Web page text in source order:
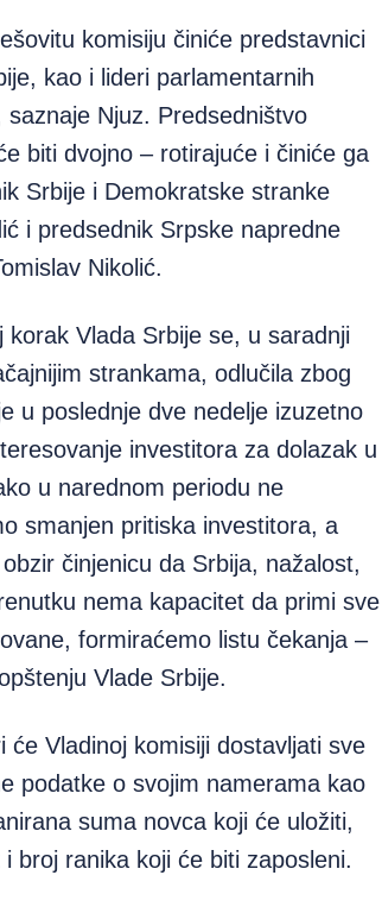
komisiju činiće predstavnici
kao i lideri parlamentarnih
saznaje Njuz. Predsedništvo
biti dvojno – rotirajuće i činiće ga
Srbije i Demokratske stranke
i predsednik Srpske napredne
Nikolić.
korak Vlada Srbije se, u saradnji
strankama, odlučila zbog
u poslednje dve nedelje izuzetno
investitora za dolazak u
u narednom periodu ne
smanjen pritiska investitora, a
činjenicu da Srbija, nažalost,
nema kapacitet da primi sve
formiraćemo listu čekanja –
Vlade Srbije.
će Vladinoj komisiji dostavljati sve
podatke o svojim namerama kao
suma novca koji će uložiti,
broj ranika koji će biti zaposleni.